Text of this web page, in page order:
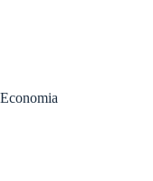
Economia